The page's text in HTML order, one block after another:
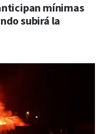
mínimas
subirá la